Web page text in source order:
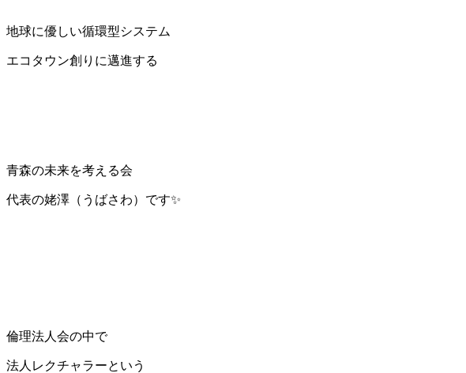
地球に優しい循環型システム
エコタウン創りに邁進する
青森の未来を考える会
代表の姥澤（うばさわ）です✨️
倫理法人会の中で
法人レクチャラーという